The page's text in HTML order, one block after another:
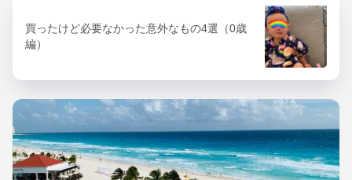
買ったけど必要なかった意外なもの4選（0歳
編）